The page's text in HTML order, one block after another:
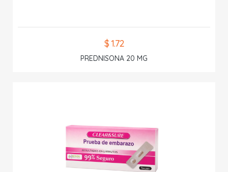
$ 1.72
PREDNISONA 20 MG